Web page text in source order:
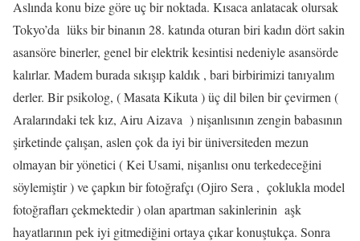
Aslında konu bize göre uç bir noktada. Kısaca anlatacak olursak
Tokyo’da lüks bir binanın 28. katında oturan biri kadın dört sakin
asansöre binerler, genel bir elektrik kesintisi nedeniyle asansörde
kalırlar. Madem burada sıkışıp kaldık , bari birbirimizi tanıyalım
derler. Bir psikolog, ( Masata Kikuta ) üç dil bilen bir çevirmen (
Aralarındaki tek kız, Airu Aizava ) nişanlısının zengin babasının
şirketinde çalışan, aslen çok da iyi bir üniversiteden mezun
olmayan bir yönetici ( Kei Usami, nişanlısı onu terkedeceğini
söylemiştir ) ve çapkın bir fotoğrafçı (Ojiro Sera , çoklukla model
fotoğrafları çekmektedir ) olan apartman sakinlerinin aşk
hayatlarının pek iyi gitmediğini ortaya çıkar konuştukça. Sonra